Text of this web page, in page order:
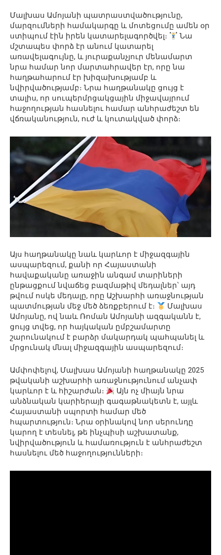
Մալխաս Ամոյանի պատրաստվածությունը,
մարզումների համակարգը և մոտեցումը ամեն օր
ստիպում էին իրեն կատարելագործվել։
Նա
մշտապես փորձ էր անում կատարել
առավելագույնը, և յուրաքանչյուր մենամարտ
նրա համար նոր մարտահրավեր էր, որը նա
հաղթահարում էր խիզախությամբ և
նվիրվածությամբ։ Նրա հաղթանակը ցույց է
տալիս, որ սուպերմրցակցային միջավայրում
հաջողության հասնելու համար անհրաժեշտ են
վճռականություն, ուժ և կուտակված փորձ։
Այս հաղթանակը նաև կարևոր է միջազգային
ասպարեզում, քանի որ Հայաստանի
հավաքականը առաջին անգամ տարիների
ընթացքում նվաճեց բազմաթիվ մեդալներ՝ այդ
թվում ոսկե մեդալը, որը Աշխարհի առաջնության
պատմության մեջ մեծ ձեռքբերում է։
Մալխաս
Ամոյանը, ով նաև Ռոման Ամոյանի ազգականն է,
ցույց տվեց, որ հայկական ըմբշամարտը
շարունակում է բարձր մակարդակ պահպանել և
մրցունակ մնալ միջազգային ասպարեզում։
Ամփոփելով, Մալխաս Ամոյանի հաղթանակը 2025
թվականի աշխարհի առաջնությունում անչափ
կարևոր է և հիշարժան։
Այն ոչ միայն նրա
անձնական կարիերայի գագաթնակետն է, այլև
Հայաստանի սպորտի համար մեծ
հպարտություն։ Նրա օրինակով նոր սերունդը
կարող է տեսնել, թե ինչպիսի աշխատանք,
նվիրվածություն և համառություն է անհրաժեշտ
հասնելու մեծ հաջողությունների։